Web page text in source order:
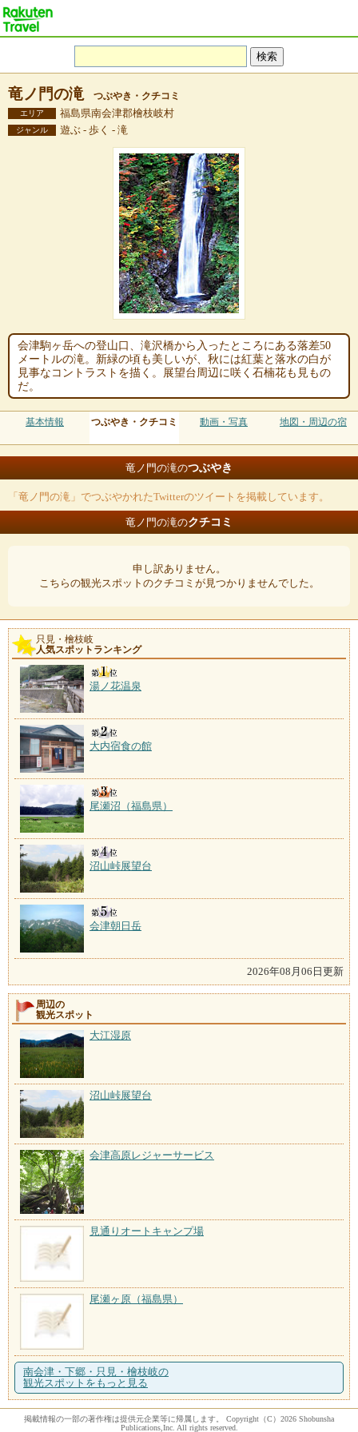
竜ノ門の滝 つぶやき・クチコミ
エリア 福島県南会津郡檜枝岐村
ジャンル 遊ぶ - 歩く - 滝
会津駒ヶ岳への登山口、滝沢橋から入ったところにある落差50
メートルの滝。新緑の頃も美しいが、秋には紅葉と落水の白が
見事なコントラストを描く。展望台周辺に咲く石楠花も見もの
だ。
基本情報 つぶやき・クチコミ 動画・写真 地図・周辺の宿
竜ノ門の滝のつぶやき
「竜ノ門の滝」でつぶやかれたTwitterのツイートを掲載しています。
竜ノ門の滝のクチコミ
申し訳ありません。
こちらの観光スポットのクチコミが見つかりませんでした。
只見・檜枝岐
人気スポットランキング
湯ノ花温泉
大内宿食の館
尾瀬沼（福島県）
沼山峠展望台
会津朝日岳
2026年08月06日更新
周辺の
観光スポット
大江湿原
沼山峠展望台
会津高原レジャーサービス
見通りオートキャンプ場
尾瀬ヶ原（福島県）
南会津・下郷・只見・檜枝岐の
観光スポットをもっと見る
掲載情報の一部の著作権は提供元企業等に帰属します。 Copyright（C）2026 Shobunsha
Publications,Inc. All rights reserved.